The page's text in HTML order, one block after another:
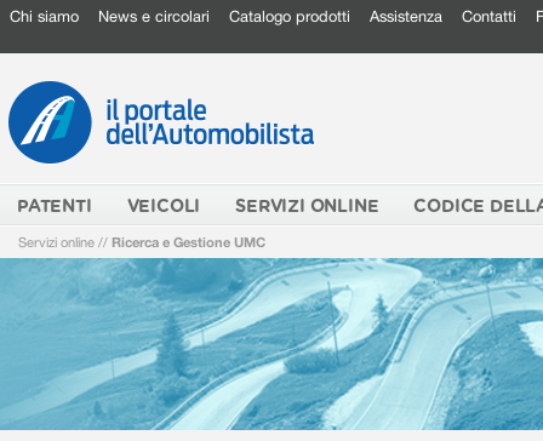
Chi siamo News e circolari Catalogo prodotti Assistenza Contatti
PATENTI VEICOLI SERVIZI ONLINE CODICE
Servizi online // Ricerca e Gestione UMC